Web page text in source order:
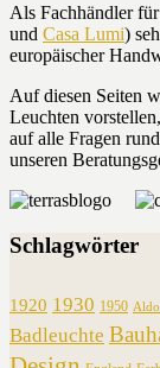
Als Fachhändler
und Casa Lumi)
europäischer
Auf diesen Seiten
Leuchten
auf alle Fragen
unseren
Schlagwörter
1920 1930 1950
Badleuchte